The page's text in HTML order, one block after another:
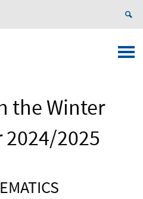
the Winter
2024/2025